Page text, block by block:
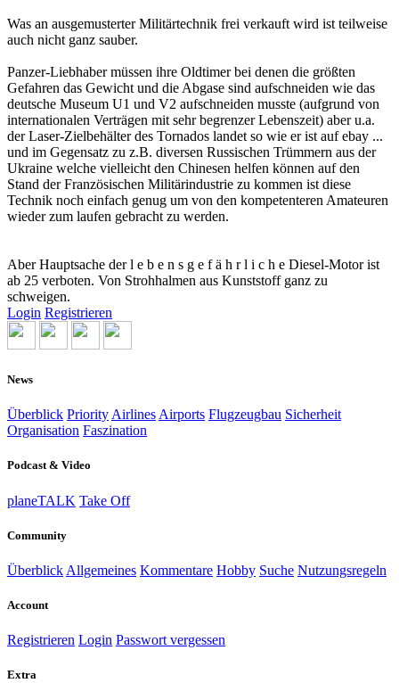
Was an ausgemusterter Militärtechnik frei verkauft wird ist teilweise
auch nicht ganz sauber.
Panzer-Liebhaber müssen ihre Oldtimer bei denen die größten
Gefahren das Gewicht und die Abgase sind aufschneiden wie das
deutsche Museum U1 und V2 aufschneiden musste (aufgrund von
internationalen Verträgen mit sehr begrenzer Lebenszeit) aber u.a.
der Laser-Zielbehälter des Tornados landet so wie er ist auf ebay ...
und im Gegensatz zu z.B. diversen Russischen Trümmern aus der
Ukraine welche vielleicht den Chinesen helfen können auf den
Stand der Französischen Militärindustrie zu kommen ist diese
Technik noch einfach genug um von den kompetenteren Amateuren
wieder zum laufen gebracht zu werden.
Aber Hauptsache der l e b e n s g e f ä h r l i c h e Diesel-Motor ist
ab 25 verboten. Von Strohhalmen aus Kunststoff ganz zu
schweigen.
Login Registrieren
News
Überblick Priority Airlines Airports Flugzeugbau Sicherheit
Organisation Faszination
Podcast & Video
planeTALK Take Off
Community
Überblick Allgemeines Kommentare Hobby Suche Nutzungsregeln
Account
Registrieren Login Passwort vergessen
Extra